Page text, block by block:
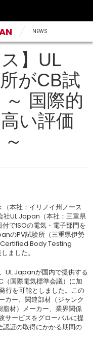
NEWS
】UL
がCB試
国際的
い評価
本社：イリノイ州ノース
社UL Japan（本社：三重県
でISOの電気・電子部門を
のPV試験所（三重県伊勢
Certified Body Testing
ました。
UL Japanが国内で提供する
国際電気標準会議）に加
行を可能としました。この
カー、関連部材（ジャンク
材）メーカー、業界関係
サービスをグローバルに提
証の取得にかかる期間の